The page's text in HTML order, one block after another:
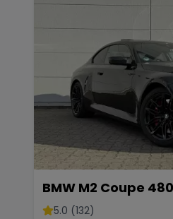
BMW M2 Coupe
5.0 (132)